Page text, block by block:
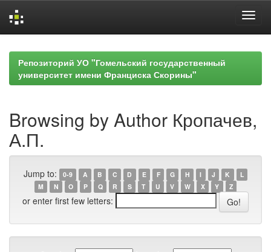
navigationРепозиторий УО "Гомельский государственный
университет имени Франциска Скорины"
Browsing by Author Кропачев,
А.П.
Jump to: 0-9 A B C D E F G H I J K
L
M
N O P Q R S T U V W X Y Z
or enter first few letters: